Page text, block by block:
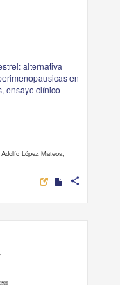
alternativa
en
ensayo clínico
López Mateos,
share